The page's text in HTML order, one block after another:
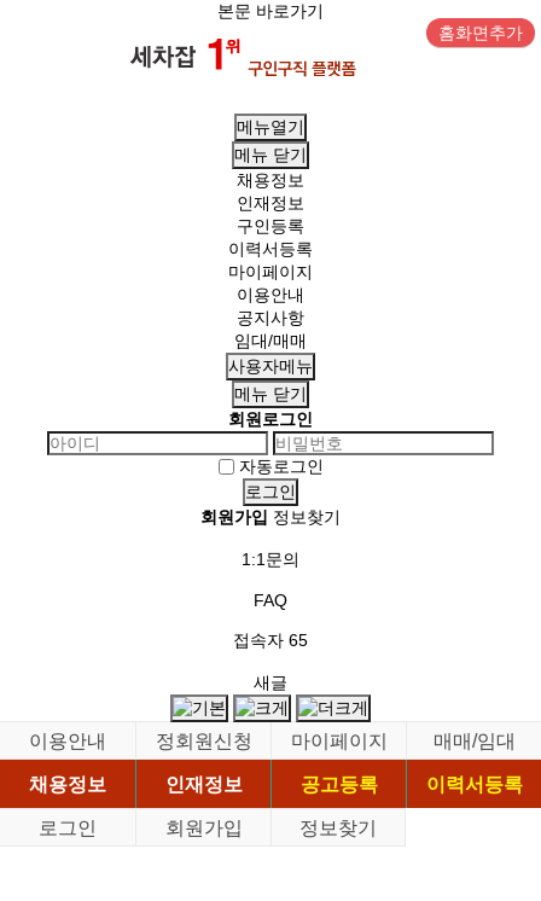
본문 바로가기
홈화면추가
메뉴열기
메뉴 닫기
채용정보
인재정보
구인등록
이력서등록
마이페이지
이용안내
공지사항
임대/매매
사용자메뉴
메뉴 닫기
회원로그인
자동로그인
회원가입 정보찾기
1:1문의
FAQ
접속자 65
새글
이용안내 정회원신청 마이페이지
매매/임대
채용정보
인재정보 공고등록
이력서등록
로그인
회원가입 정보찾기